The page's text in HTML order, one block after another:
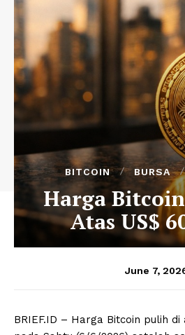
BITCOIN BURSA
Harga
Atas US$
June 7,
BRIEF.ID – Harga Bitcoin pulih di